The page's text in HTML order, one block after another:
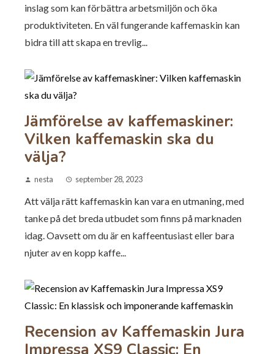
inslag som kan förbättra arbetsmiljön och öka
produktiviteten. En väl fungerande kaffemaskin kan
bidra till att skapa en trevlig...
Jämförelse av kaffemaskiner:
Vilken kaffemaskin ska du
välja?
nesta september 28, 2023
Att välja rätt kaffemaskin kan vara en utmaning, med
tanke på det breda utbudet som finns på marknaden
idag. Oavsett om du är en kaffeentusiast eller bara
njuter av en kopp kaffe...
Recension av Kaffemaskin Jura